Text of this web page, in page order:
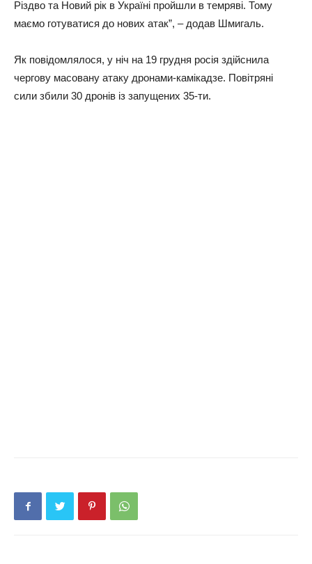
Різдво та Новий рік в Україні пройшли в темряві. Тому
маємо готуватися до нових атак”, – додав Шмигаль.
Як повідомлялося, у ніч на 19 грудня росія здійснила
чергову масовану атаку дронами-камікадзе. Повітряні
сили збили 30 дронів із запущених 35-ти.